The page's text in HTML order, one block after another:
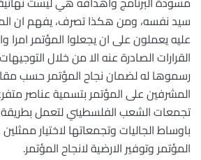
سيد نفسه، ومن هكذا تصرف، يفهم ان
عليه يعملون على ان يجعلوا المؤتمر امرا
القرارات الصادرة عنه الا من خلال
رسموها له لضمان نجاح المؤتمر حسب
المشرفين على المؤتمر بتسمية عناصر
تجمعات الشعب الفلسطيني لتعمل
باوساط الجاليات وتجمعاتها لاختيار
المؤتمر وتوفير الارضية لانجاح المؤتمر.